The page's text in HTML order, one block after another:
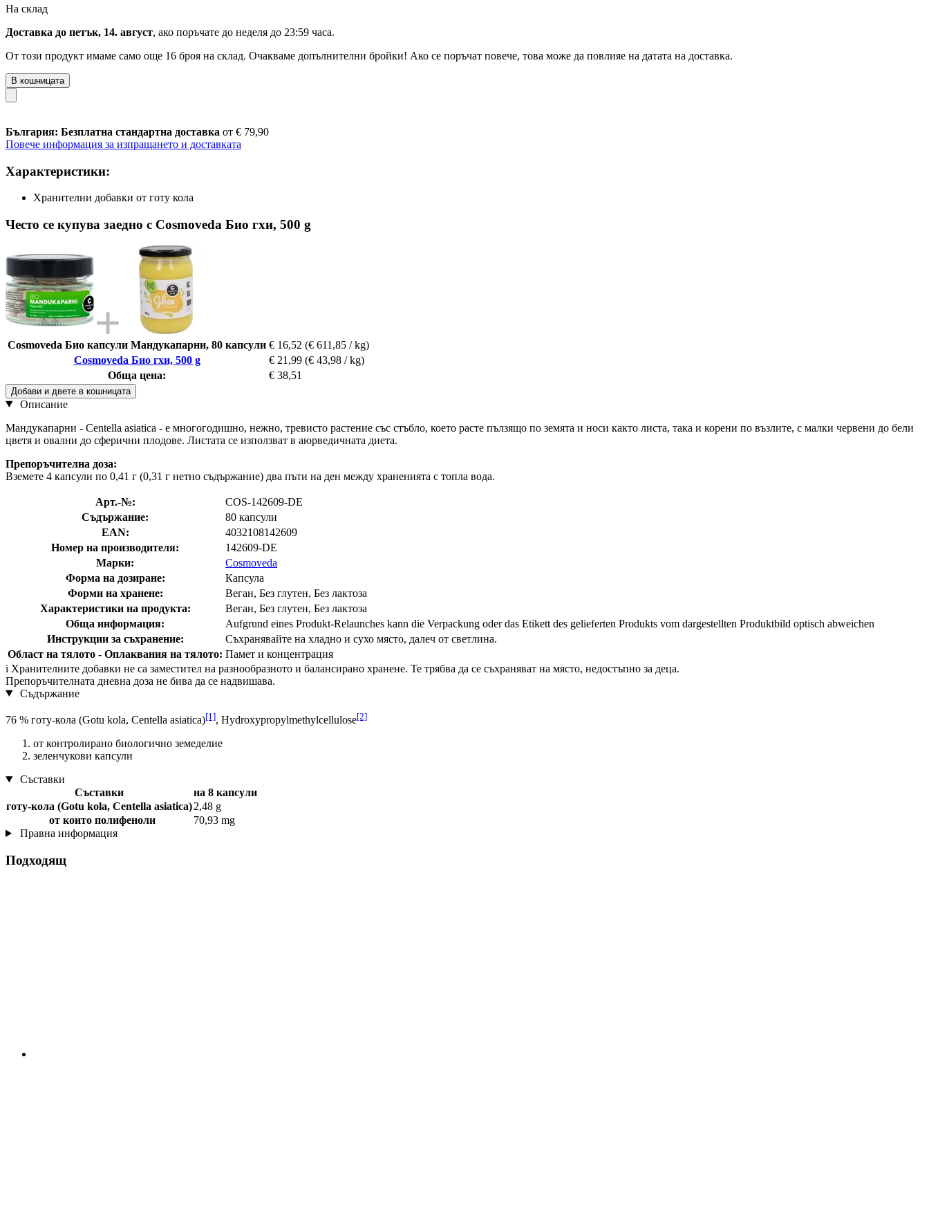
На склад
Доставка до петък, 14. август, ако поръчате до неделя до 23:59 часа.
От този продукт имаме само още 16 броя на склад. Очакваме допълнителни бройки! Ако се поръчат повече, това може да повлияе на датата на доставка.
В кошницата
България: Безплатна стандартна доставка от € 79,90
Повече информация за изпращането и доставката
Характеристики:
Хранителни добавки от готу кола
Често се купува заедно с Cosmoveda Био гхи, 500 g
Cosmoveda Био капсули Мандукапарни, 80 капсули € 16,52 (€ 611,85 / kg)
Cosmoveda Био гхи, 500 g
€ 21,99 (€ 43,98 / kg)
Обща цена:
€ 38,51
Добави и двете в кошницата
Описание
Мандукапарни - Centella asiatica - е многогодишно, нежно, тревисто растение със стъбло, което расте пълзящо по земята и носи както листа, така и корени по възлите, с малки червени до бели
цветя и овални до сферични плодове. Листата се използват в аюрведичната диета.
Препоръчителна доза:
Вземете 4 капсули по 0,41 г (0,31 г нетно съдържание) два пъти на ден между храненията с топла вода.
Арт.-№:
COS-142609-DE
Съдържание:
80 капсули
EAN:
4032108142609
Номер на производителя:
142609-DE
Марки:
Cosmoveda
Форма на дозиране:
Капсула
Форми на хранене:
Веган, Без глутен, Без лактоза
Характеристики на продукта:
Веган, Без глутен, Без лактоза
Обща информация:
Aufgrund eines Produkt-Relaunches kann die Verpackung oder das Etikett des gelieferten Produkts vom dargestellten Produktbild optisch abweichen
Инструкции за съхранение:
Съхранявайте на хладно и сухо място, далеч от светлина.
Област на тялото - Оплаквания на тялото: Памет и концентрация
i Хранителните добавки не са заместител на разнообразното и балансирано хранене. Те трябва да се съхраняват на място, недостъпно за деца.
Препоръчителната дневна доза не бива да се надвишава.
Съдържание
76 % готу-кола (Gotu kola, Centella asiatica)[1], Hydroxypropylmethylcellulose[2]
от контролирано биологично земеделие
зеленчукови капсули
Съставки
Съставки
на 8 капсули
готу-кола (Gotu kola, Centella asiatica)2,48 g
от които полифеноли
70,93 mg
Правна информация
Подходящ